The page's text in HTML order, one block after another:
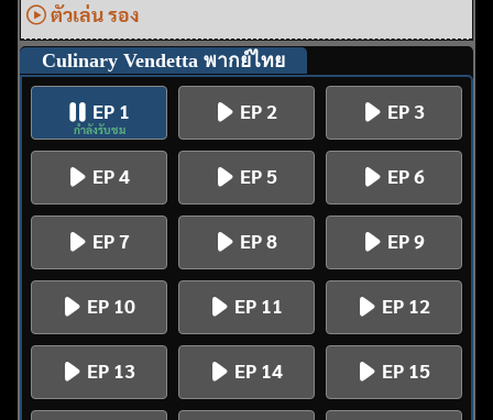
ตัวเล่น รอง
Culinary Vendetta พากย์ไทย
EP 1
กำลังรับชม
EP 2 EP 3
EP 4 EP 5 EP 6
EP 7 EP 8 EP 9
EP 10 EP 11 EP 12
EP 13 EP 14 EP 15